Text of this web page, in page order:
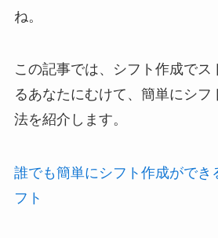
ね。
この記事では、シフト作成でス
るあなたにむけて、簡単にシフ
法を紹介します。
誰でも簡単にシフト作成ができ
フト